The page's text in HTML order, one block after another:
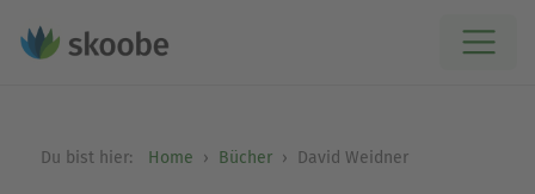
Du bist hier: Home Bücher David Weidner